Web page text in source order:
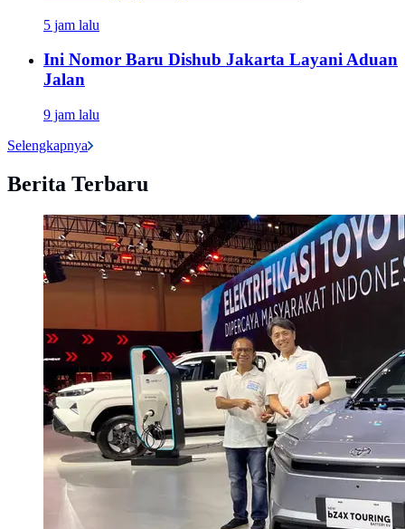
5 jam lalu
Ini Nomor Baru Dishub Jakarta Layani Aduan
Jalan
9 jam lalu
Selengkapnya
Berita Terbaru